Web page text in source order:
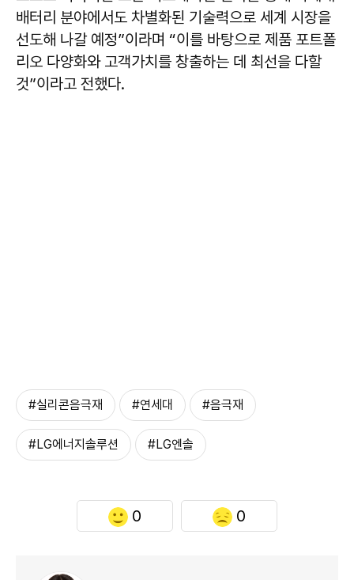
배터리 분야에서도 차별화된 기술력으로 세계 시장을
선도해 나갈 예정”이라며 “이를 바탕으로 제품 포트폴
리오 다양화와 고객가치를 창출하는 데 최선을 다할
것”이라고 전했다.
#실리콘음극재 #연세대 #음극재
#LG에너지솔루션 #LG엔솔
0 0